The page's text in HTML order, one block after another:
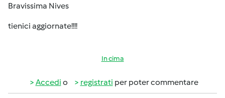
Bravissima Nives
tienici aggiornate!!!!
In cima
Accedi o registrati per poter commentare